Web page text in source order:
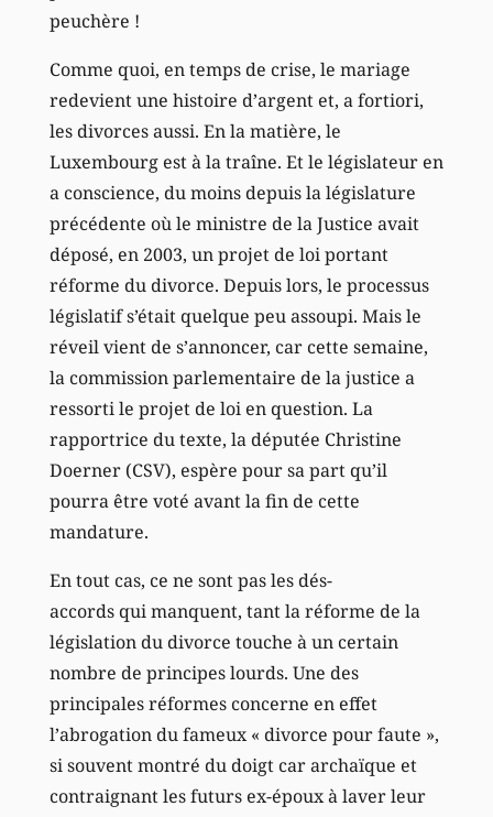
peuchère !
Comme quoi, en temps de crise, le mariage
redevient une histoire d’argent et, a fortiori,
les divorces aussi. En la matière, le
Luxembourg est à la traîne. Et le législateur en
a conscience, du moins depuis la législature
précédente où le ministre de la Justice avait
déposé, en 2003, un projet de loi portant
réforme du divorce. Depuis lors, le processus
législatif s’était quelque peu assoupi. Mais le
réveil vient de s’annoncer, car cette semaine,
la commission parlementaire de la justice a
ressorti le projet de loi en question. La
rapportrice du texte, la députée Christine
Doerner (CSV), espère pour sa part qu’il
pourra être voté avant la fin de cette
mandature.
En tout cas, ce ne sont pas les dés-
accords qui manquent, tant la réforme de la
législation du divorce touche à un certain
nombre de principes lourds. Une des
principales réformes concerne en effet
l’abrogation du fameux « divorce pour faute »,
si souvent montré du doigt car archaïque et
contraignant les futurs ex-époux à laver leur